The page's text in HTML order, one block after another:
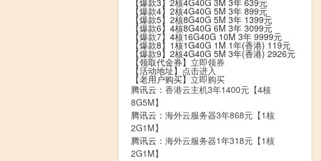
【爆款4】2核4G40G 5M 3年 899元
【爆款5】2核8G40G 5M 3年 1399元
【爆款6】4核8G40G 6M 3年 3099元
【爆款7】4核16G40G 10M 3年 9999元
【爆款8】1核1G40G 1M 1年(香港) 119元
【爆款9】2核4G40G 5M 3年(香港) 2926元
【领取代金券】 立即领券
【活动地址】 点击进入
【老用户购买】立即购买
腾讯云： 香港云主机3年1400元【4核
8G5M】
腾讯云： 海外云服务器3年868元【1核
2G1M】
腾讯云： 海外云服务器1年318元【1核
2G1M】